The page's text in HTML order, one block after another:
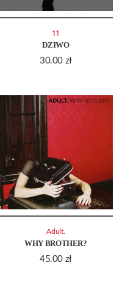
DZIWO
30.00 zł
11
WHY BROTHER?
45.00 zł
Adult.